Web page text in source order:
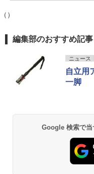
（）
編集部のおすすめ記事
ニュース
自立用
一脚
Google 検索で当